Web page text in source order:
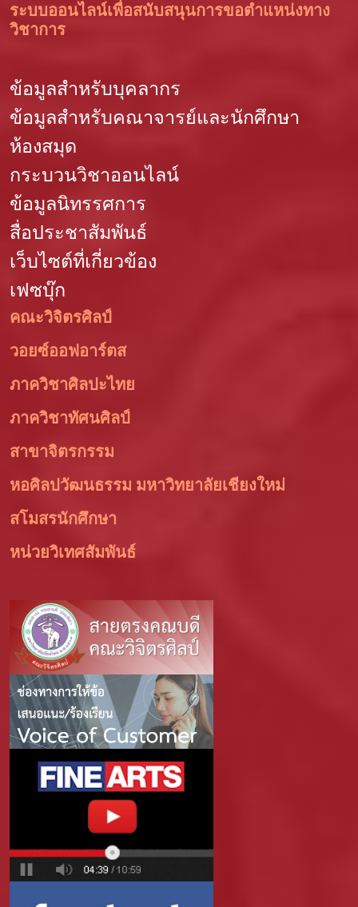
ระบบออนไลน์เพื่อสนับสนุนการขอตำแหน่งทาง
วิชาการ
ข้อมูลสำหรับบุคลากร
ข้อมูลสำหรับคณาจารย์และนักศึกษา
ห้องสมุด
กระบวนวิชาออนไลน์
ข้อมูลนิทรรศการ
สื่อประชาสัมพันธ์
เว็บไซต์ที่เกี่ยวข้อง
เฟซบุ๊ก
คณะวิจิตรศิลป์
วอยซ์ออฟอาร์ตส
ภาควิชาศิลปะไทย
ภาควิชาทัศนศิลป์
สาขาจิตรกรรม
หอศิลปวัฒนธรรม มหาวิทยาลัยเชียงใหม่
สโมสรนักศึกษา
หน่วยวิเทศสัมพันธ์